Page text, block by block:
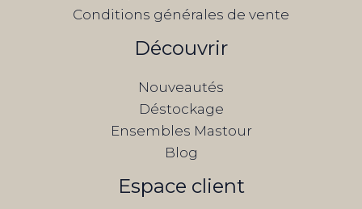
Conditions générales de vente
Découvrir
Nouveautés
Déstockage
Ensembles Mastour
Blog
Espace client